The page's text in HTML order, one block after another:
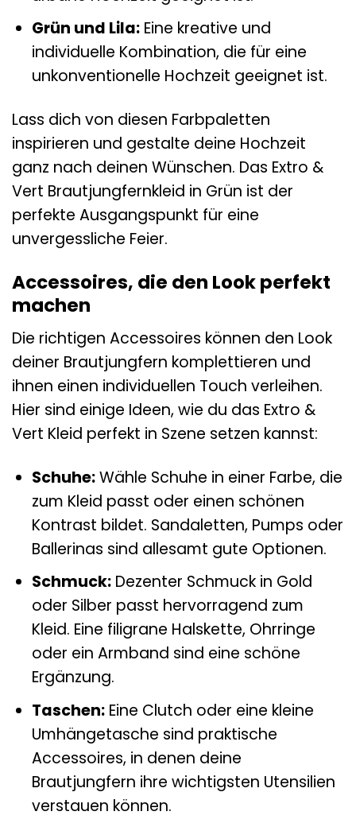
Grün und Lila:Eine kreative und
individuelle Kombination, die für eine
unkonventionelle Hochzeit geeignet ist.
Lass dich von diesen Farbpaletten
inspirieren und gestalte deine Hochzeit
ganz nach deinen Wünschen. Das Extro &
Vert Brautjungfernkleid in Grün ist der
perfekte Ausgangspunkt für eine
unvergessliche Feier.
Accessoires, die den Look perfekt
machen
Die richtigen Accessoires können den Look
deiner Brautjungfern komplettieren und
ihnen einen individuellen Touch verleihen.
Hier sind einige Ideen, wie du das Extro &
Vert Kleid perfekt in Szene setzen kannst:
Schuhe:Wähle Schuhe in einer Farbe, die
zum Kleid passt oder einen schönen
Kontrast bildet. Sandaletten, Pumps oder
Ballerinas sind allesamt gute Optionen.
Schmuck:Dezenter Schmuck in Gold
oder Silber passt hervorragend zum
Kleid. Eine filigrane Halskette, Ohrringe
oder ein Armband sind eine schöne
Ergänzung.
Taschen:Eine Clutch oder eine kleine
Umhängetasche sind praktische
Accessoires, in denen deine
Brautjungfern ihre wichtigsten Utensilien
verstauen können.